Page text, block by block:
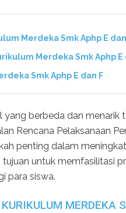
Merdeka Smk Aphp E
Merdeka Smk Aphp E
Smk Aphp E dan F
berbeda dan menarik
Rencana Pelaksanaan
penting dalam
tujuan untuk memfasilitasi
para siswa.
MERDEKA